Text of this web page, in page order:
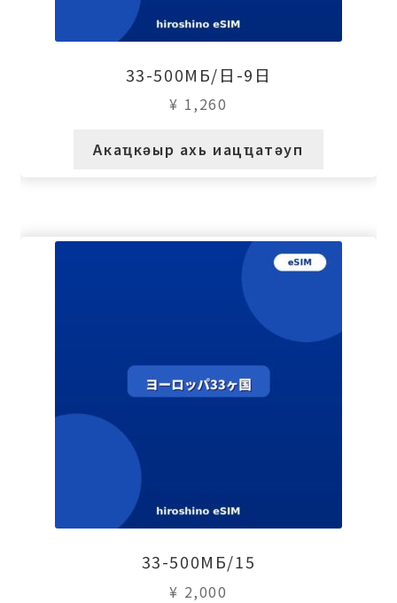
33-500МБ/日-9日
¥ 1,260
Акаҵкәыр ахь иацҵатәуп
33-500МБ/15
¥ 2,000